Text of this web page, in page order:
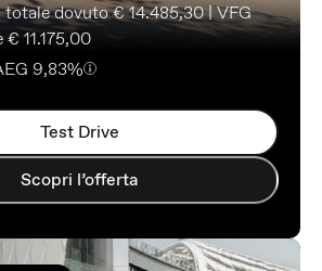
dovuto € 14.485,30 | VFG
11.175,00
9,83%
Test Drive
Scopri l’offerta